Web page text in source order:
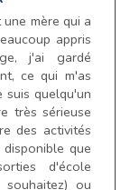
mère qui a
appris
j'ai gardé
ce qui m'as
suis quelqu'un
très sérieuse
des activités
que
d'école
ou